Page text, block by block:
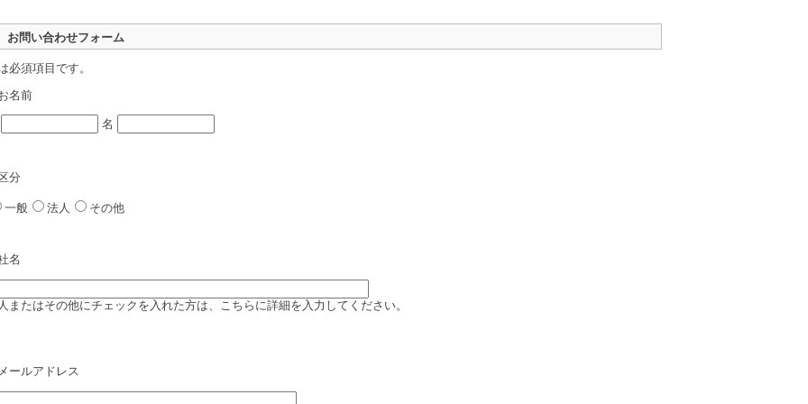
お問い合わせフォーム
必須項目です。
名前
名
分
一般 法人 その他
名
またはその他にチェックを入れた方は、こちらに詳細を入力してください。
ールアドレス